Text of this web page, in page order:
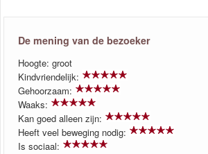
De mening van de bezoeker
Hoogte: groot
Kindvriendelijk:
Gehoorzaam:
Waaks:
Kan goed alleen zijn:
Heeft veel beweging nodig:
Is sociaal: